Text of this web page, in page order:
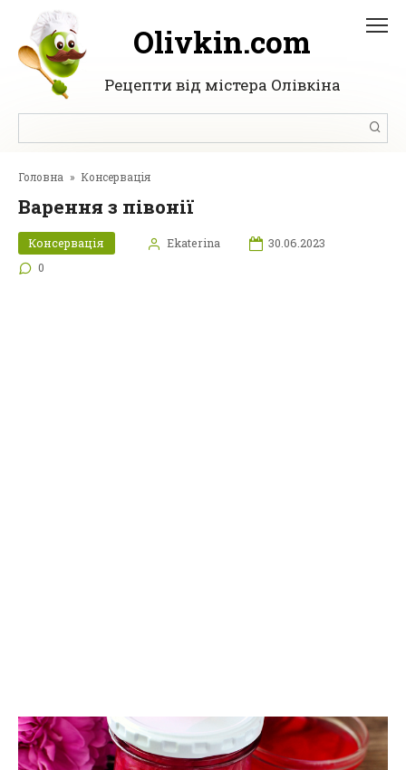
Перейти
вмісту
Olivkin.com
Рецепти від містера Олівкіна
Головна » Консервація
Варення з півонії
Консервація Ekaterina
30.06.2023
0